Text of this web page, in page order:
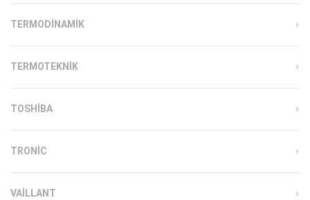
TERMODINAMIK
TERMOTEKNIK
TOSHIBA
TRONIC
VAILLANT